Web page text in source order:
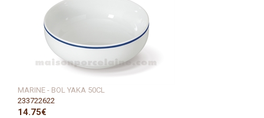
MARINE - BOL YAKA 50CL
233722622
14.75€